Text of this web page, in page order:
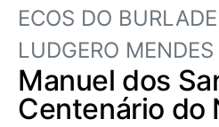
ECOS DO
LUDGERO MENDES
Manuel dos
Centenário do